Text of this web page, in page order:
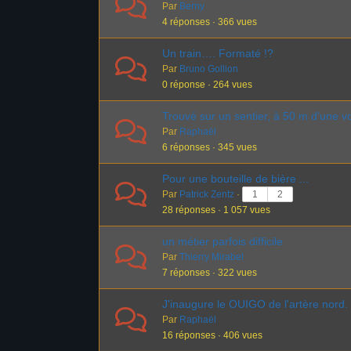
Par Berny
4 réponses · 366 vues
Un train…. Formaté !?
Par Bruno Gollion
0 réponse · 264 vues
Trouvé sur un sentier, à 50 m d'une
Par Raphaël
6 réponses · 345 vues
Pour une bouteille de bière ...
Par Patrick Zentz · 1
2
28 réponses · 1 057 vues
un métier parfois difficile
Par Thierry Mirabel
7 réponses · 322 vues
J'inaugure le OUIGO de l'artère nord.
Par Raphaël
16 réponses · 406 vues